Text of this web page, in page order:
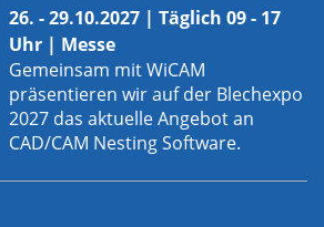
26. - 29.10.2027 | Täglich 09 - 17
Uhr | Messe
Gemeinsam mitWiCAM
präsentieren wir auf der Blechexpo
2027 das aktuelle Angebot an
CAD/CAM Nesting Software.